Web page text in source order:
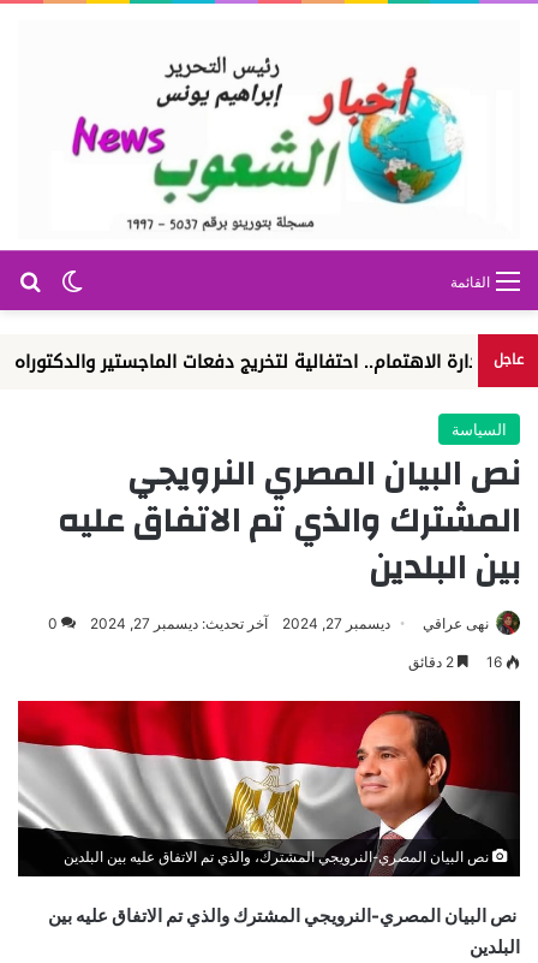
الوضع القائمة
عاجل احتفالية لتخريج دفعات الماجستير والدكتوراه
السياسة
نص البيان المصري النرويجي
المشترك والذي تم الاتفاق عليه
بين البلدين
نهى عراقي ديسمبر 27, 2024 آخر تحديث: ديسمبر 27, 2024 0
16
نص البيان المصري-النرويجي المشترك، والذي تم الاتفاق عليه بين البلدين
نص البيان المصري-النرويجي المشترك والذي تم الاتفاق عليه بين
البلدين